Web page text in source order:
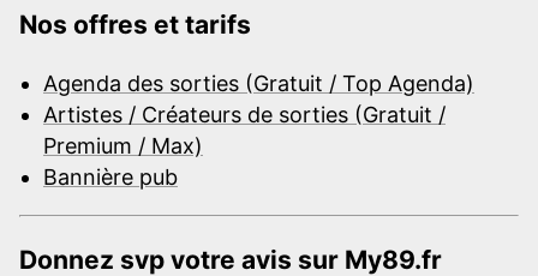
Nos offres et tarifs
Agenda des sorties (Gratuit / Top Agenda)
Artistes / Créateurs de sorties (Gratuit /
Premium / Max)
Bannière pub
Donnez svp votre avis sur My89.fr